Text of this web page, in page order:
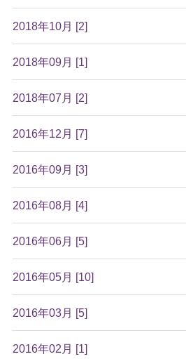
2018年10月 [2]
2018年09月 [1]
2018年07月 [2]
2016年12月 [7]
2016年09月 [3]
2016年08月 [4]
2016年06月 [5]
2016年05月 [10]
2016年03月 [5]
2016年02月 [1]